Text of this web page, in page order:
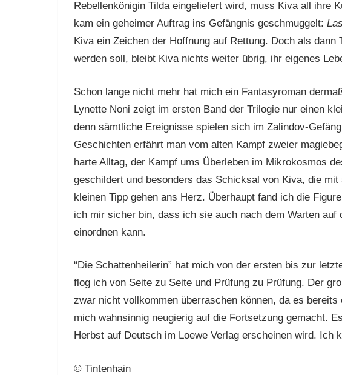
Rebellenkönigin Tilda eingeliefert wird, muss Kiva all ihre
kam ein geheimer Auftrag ins Gefängnis geschmuggelt:
Kiva ein Zeichen der Hoffnung auf Rettung. Doch als
werden soll, bleibt Kiva nichts weiter übrig, ihr eigenes
Schon lange nicht mehr hat mich ein Fantasyroman
Lynette Noni zeigt im ersten Band der Trilogie nur einen
denn sämtliche Ereignisse spielen sich im Zalindov-
Geschichten erfährt man vom alten Kampf zweier
harte Alltag, der Kampf ums Überleben im Mikrokosmos
geschildert und besonders das Schicksal von Kiva, die
kleinen Tipp gehen ans Herz. Überhaupt fand ich die
ich mir sicher bin, dass ich sie auch nach dem Warten auf
einordnen kann.
“Die Schattenheilerin” hat mich von der ersten bis zur
flog ich von Seite zu Seite und Prüfung zu Prüfung. Der
zwar nicht vollkommen überraschen können, da es bereits
mich wahnsinnig neugierig auf die Fortsetzung gemacht.
Herbst auf Deutsch im Loewe Verlag erscheinen wird. Ich
© Tintenhain